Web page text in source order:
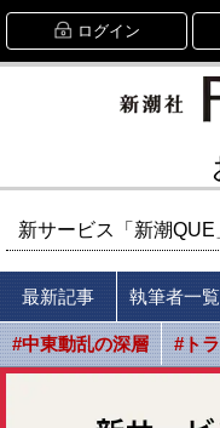
ログイン
新サービス「新潮
最新記事 執筆者一覧
#中東動乱の深層 #ト